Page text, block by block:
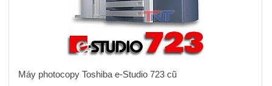
Máy photocopy Toshiba e-Studio 723 cũ